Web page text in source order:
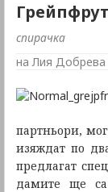
спирачка
на Лия Добрева
партньори,
изяждат по
предлагат
дамите ще са